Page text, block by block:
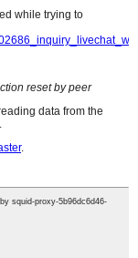
속적인 라이트 벨
기둥 또는 건물 도
의 네 귀퉁이와 집
의 조합.
과 일치해야 합니